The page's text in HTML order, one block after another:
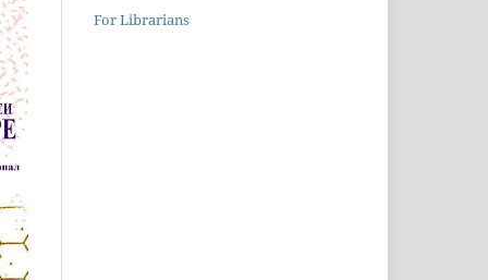
For Librarians